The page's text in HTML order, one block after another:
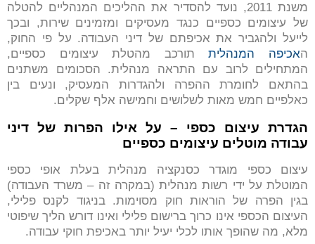
משנת 2011, נועד להסדיר את ההליכים המנהליים להטלה
של עיצומים כספיים כנגד מעסיקים ומזמינים שירות, ובכך
לייעל ולהגביר את אכיפתם של דיני העבודה. על פי החוק,
האכיפה המנהליתתורכב מהטלת עיצומים כספיים,
המתחילים לרוב עם התראה מנהלית. הסכומים משתנים
בהתאם לחומרת ההפרה ולהגדרות המעסיק, ונעים בין
כאלפיים חמש מאות לשלושים וחמישה אלף שקלים.
הגדרת עיצום כספי – על אילו הפרות של דיני
עבודה מוטלים עיצומים כספיים
עיצום כספי מוגדר כסנקציה מנהלית בעלת אופי כספי
המוטלת על ידי רשות מנהלית (במקרה זה – משרד העבודה)
בגין הפרה של הוראות חוק מסוימות. בניגוד לקנס פלילי,
העיצום הכספי אינו כרוך ברישום פלילי ואינו דורש הליך שיפוטי
מלא, מה שהופך אותו לכלי יעיל יותר באכיפת חוקי עבודה.